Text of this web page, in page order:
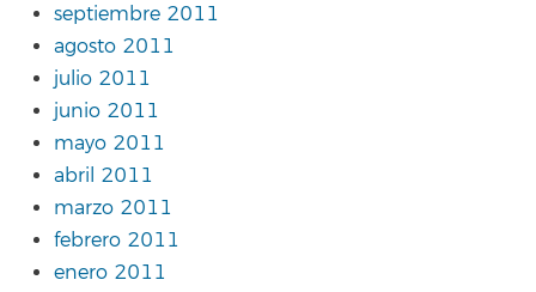
septiembre 2011
agosto 2011
julio 2011
junio 2011
mayo 2011
abril 2011
marzo 2011
febrero 2011
enero 2011